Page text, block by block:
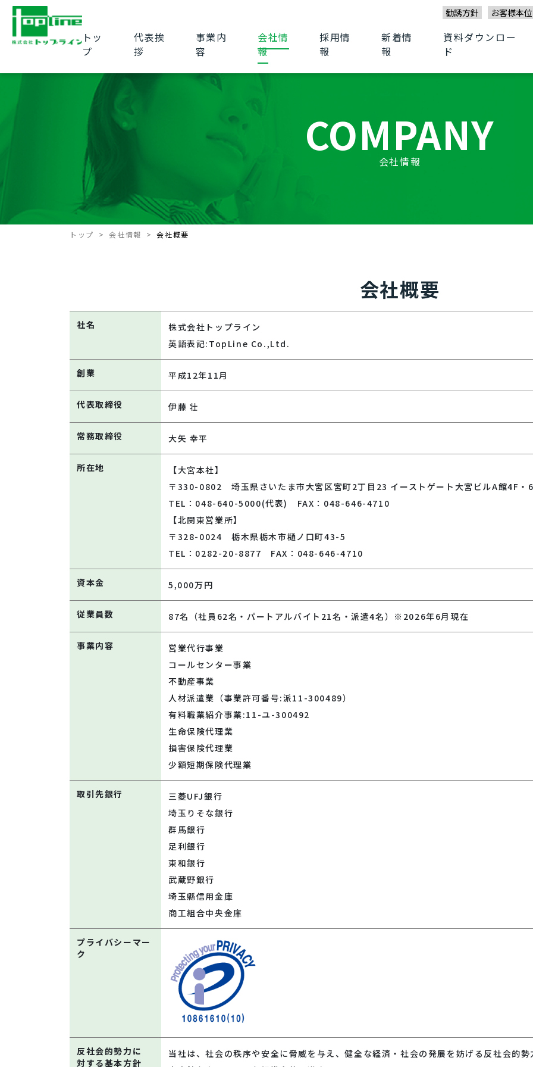
勧誘方針 お客様本
トッ
プ
代表挨
拶
事業内
容
会社情
報
採用情
報
新着情
報
資料ダウンロー
ド
COMPANY
会社情報
トップ 会社情報 会社概要
会社概要
社名
株式会社トップライン
英語表記:TopLine Co.,Ltd.
創業 平成12年11月
代表取締役 伊藤 壮
常務取締役 大矢 幸平
所在地
【大宮本社】
〒330-0802 埼玉県さいたま市大宮区宮町2丁目23 イーストゲート大宮ビルA館4F・
TEL：048-640-5000(代表) FAX：048-646-4710
【北関東営業所】
〒328-0024 栃木県栃木市樋ノ口町43-5
TEL：0282-20-8877 FAX：048-646-4710
資本金 5,000万円
従業員数 87名（社員62名・パートアルバイト21名・派遣4名）※2026年6月現在
事業内容
営業代行事業
コールセンター事業
不動産事業
人材派遣業（事業許可番号:派11-300489）
有料職業紹介事業:11-ユ-300492
生命保険代理業
損害保険代理業
少額短期保険代理業
取引先銀行
三菱UFJ銀行
埼玉りそな銀行
群馬銀行
足利銀行
東和銀行
武蔵野銀行
埼玉縣信用金庫
商工組合中央金庫
プライバシーマー
ク
反社会的勢力に
対する基本方針
当社は、社会の秩序や安全に脅威を与え、健全な経済・社会の発展を妨げる反社会的